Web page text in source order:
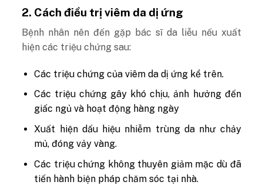
2. Cách điều trị viêm da dị ứng
Bệnh nhân nên đến gặp bác sĩ da liễu nếu xuất
hiện các triệu chứng sau:
Các triệu chứng của viêm da dị ứng kể trên.
Các triệu chứng gây khó chịu, ảnh hưởng đến
giấc ngủ và hoạt động hàng ngày
Xuất hiện dấu hiệu nhiễm trùng da như chảy
mủ, đóng vảy vàng.
Các triệu chứng không thuyên giảm mặc dù đã
tiến hành biện pháp chăm sóc tại nhà.